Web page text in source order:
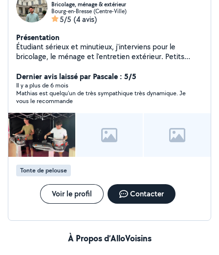
Bricolage, ménage & extérieur
Bourg-en-Bresse (Centre-Ville)
5/5 (4 avis)
Présentation
Étudiant sérieux et minutieux, j'interviens pour le
bricolage, le ménage et l'entretien extérieur. Petits
(étagères/tringles), joints, petites réparations. Ménage :
aspirateur, sols, cuisine, sanitaires, dépoussiérage, vitres
et remise en ordre après travaux. Entretien extérieur :
tonte, désherbage, arrosage, nettoyage de
terrasse/allées (balayage ou jet d'eau). Ponctuel,
soigneux et respectueux de votre domicile. Je peux
utiliser votre matériel ou apporter le mien. Disponible en
soirée et le week-end. Réponse rapide contactez-moi !
Dernier avis laissé par Pascale : 5/5
Il y a plus de 6 mois
Mathias est quelqu'un de très sympathique très dynamique. Je
vous le recommande
Tonte de pelouse
Voir le profil Contacter
À Propos d’AlloVoisins